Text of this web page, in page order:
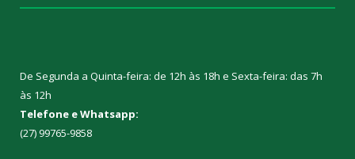
De Segunda a Quinta-feira: de 12h às 18h e Sexta-feira: das 7h
às 12h
Telefone e Whatsapp:
(27) 99765-9858